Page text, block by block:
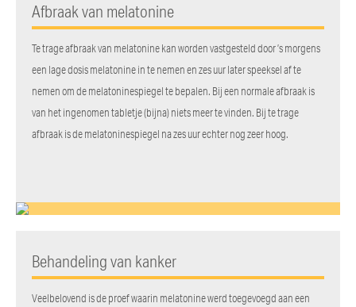
Afbraak van melatonine
Te trage afbraak van melatonine kan worden vastgesteld door ’s morgens
een lage dosis melatonine in te nemen en zes uur later speeksel af te
nemen om de melatoninespiegel te bepalen. Bij een normale afbraak is
van het ingenomen tabletje (bijna) niets meer te vinden. Bij te trage
afbraak is de melatoninespiegel na zes uur echter nog zeer hoog.
Behandeling van kanker
Veelbelovend is de proef waarin melatonine werd toegevoegd aan een